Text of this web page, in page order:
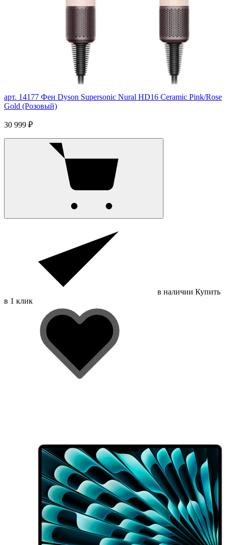
арт. 14177 Фен Dyson Supersonic Nural HD16 Ceramic Pink/Rose
Gold (Розовый)
30 999 ₽
в наличии Купить
в 1 клик